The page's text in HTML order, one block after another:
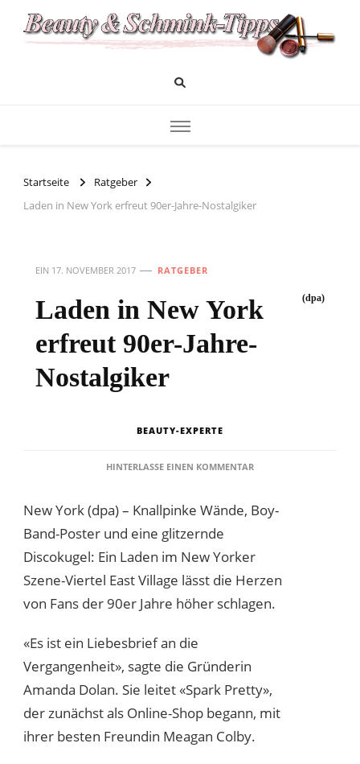
Beauty und Schminktipps
Startseite
Ratgeber
Laden in New York erfreut 90er-Jahre-Nostalgiker
EIN 17. NOVEMBER 2017 RATGEBER
Laden in New York
erfreut 90er-Jahre-
Nostalgiker
(dpa)
BEAUTY-EXPERTE
HINTERLASSE EINEN KOMMENTARZU
NEW
90ER-
NOSTALGIKER
New York (dpa) – Knallpinke Wände, Boy-
Band-Poster und eine glitzernde
Discokugel: Ein Laden im New Yorker
Szene-Viertel East Village lässt die Herzen
von Fans der 90er Jahre höher schlagen.
«Es ist ein Liebesbrief an die
Vergangenheit», sagte die Gründerin
Amanda Dolan. Sie leitet «Spark Pretty»,
der zunächst als Online-Shop begann, mit
ihrer besten Freundin Meagan Colby.